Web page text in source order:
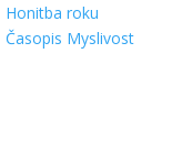
Honitba roku
Časopis Myslivost